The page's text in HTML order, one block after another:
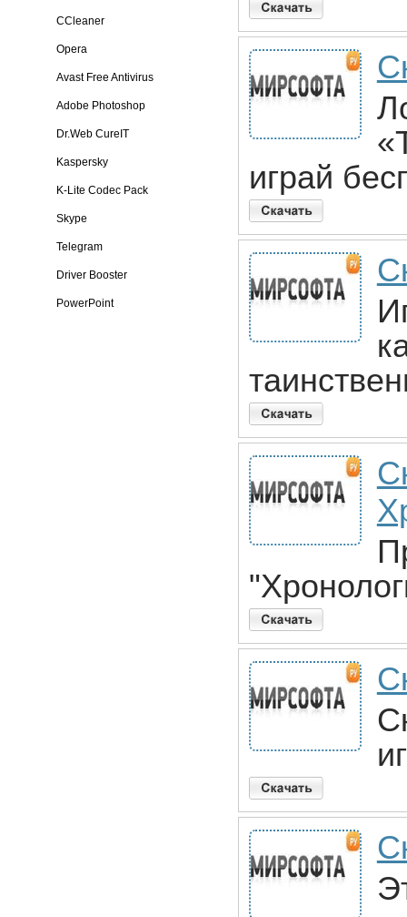
CCleaner
Opera
Avast Free Antivirus
Adobe Photoshop
Dr.Web CureIT
Kaspersky
K-Lite Codec Pack
Skype
Telegram
Driver Booster
PowerPoint
играй